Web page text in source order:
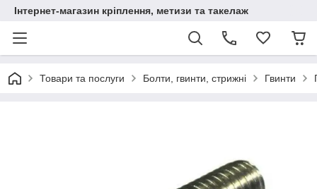
Інтернет-магазин кріплення, метизи та такелаж
Товари та послуги Болти, гвинти, стрижні Гвинти